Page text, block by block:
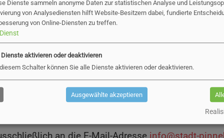
Dokumenten im formfreien Schriftverkehr z.B.
keine digitale Signatur nötig.
, an die Ihnenbekannte
Dienststellerichten.
Dokumenten im formgebundenen Schriftverkehr,
Anlagendokumente mit einer qualifizierten
Dienste sammeln anonyme Daten zur statistischen Analyse und
von Analysediensten hilft Website-Besitzern dabei, fundierte
von Online-Diensten zu treffen.
Dienst
Dienste aktivieren oder deaktivieren
Schalter können Sie alle Dienste aktivieren oder deaktivieren.
Ausgewählte akzeptieren